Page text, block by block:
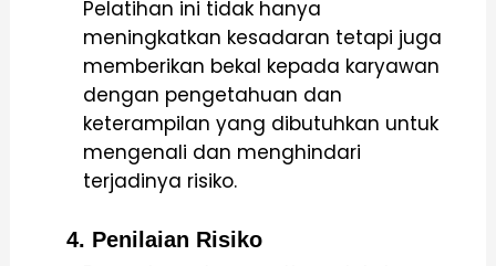
Pelatihan ini tidak hanya
meningkatkan kesadaran tetapi juga
memberikan bekal kepada karyawan
dengan pengetahuan dan
keterampilan yang dibutuhkan untuk
mengenali dan menghindari
terjadinya risiko.
4. Penilaian Risiko